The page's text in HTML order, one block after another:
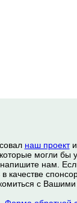
наш проекти
могли бы
нам.
в качестве
с